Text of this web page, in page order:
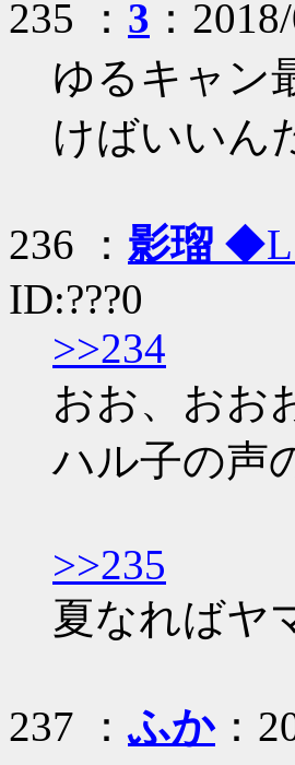
235 ： 3 ：
ゆるキャン
けばいいん
236 ： 影瑠
ID:???0
>>234
おお、おお
ハル子の声
>>235
夏なればヤ
237 ：ふか：